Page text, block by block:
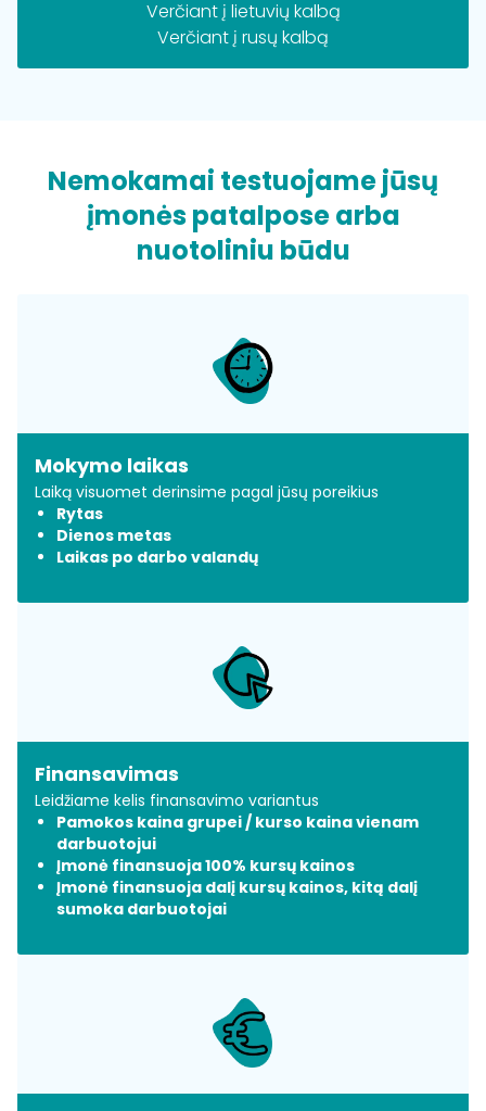
Verčiant į lietuvių kalbą
Verčiant į rusų kalbą
Nemokamai testuojame jūsų
įmonės patalpose arba
nuotoliniu būdu
Mokymo laikas
Laiką visuomet derinsime pagal jūsų poreikius
Rytas
Dienos metas
Laikas po darbo valandų
Finansavimas
Leidžiame kelis finansavimo variantus
Pamokos kaina grupei / kurso kaina vienam
darbuotojui
Įmonė finansuoja 100% kursų kainos
Įmonė finansuoja dalį kursų kainos, kitą dalį
sumoka darbuotojai